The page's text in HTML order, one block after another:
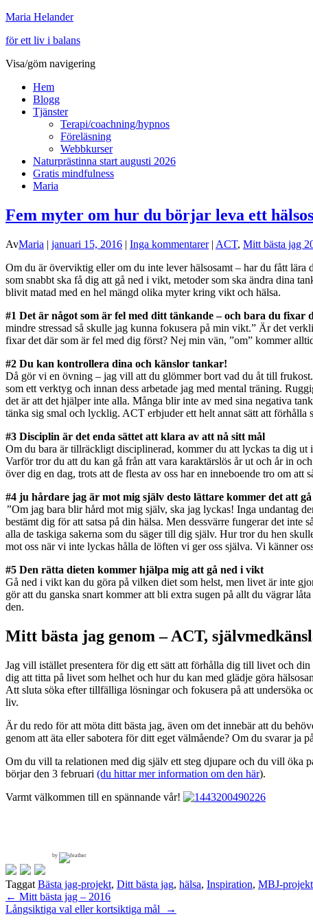
Maria Helander
för ett liv i balans
Visa/göm navigering
Hem
Blogg
Tjänster
Terapi/coachning/hypnos
Föreläsning
Webbkurser
Naturprästinna start augusti 2026
Gratis mindfulness
Maria
Fem myter om hur du börjar leva ett
AvMaria | januari 15, 2016 | Inga kommentarer| ACT, Mitt bästa jag
Om du är överviktig eller om du inte lever hälsosamt – har du fått
som snabbt ska få dig att gå ned i vikt, metoder som ska ändra dina
blivit matad med en hel mängd olika myter kring vikt och hälsa.
#1 Det är något som är fel med ditt tänkande – och bara du fixar
mindre stressad så skulle jag kunna fokusera på min vikt.” Är det
fixar det där som är fel med dig först? Nej min vän, ”om” kommer
#2 Du kan kontrollera dina och känslor tankar!
Då gör vi en övning – jag vill att du glömmer bort vad du åt till
som ett verktyg och innan dess arbetade jag med mental träning.
det är att det hjälper inte alla. Många blir inte av med sina negativa
tänka sig smal och lycklig. ACT erbjuder ett helt annat sätt att förhålla
#3 Disciplin är det enda sättet att klara av att nå sitt mål
Om du bara är tillräckligt disciplinerad, kommer du att lyckas ta dig
Varför tror du att du kan gå från att vara karaktärslös år ut och år in
över dig en dag, trots att de flesta av oss har en inneboende tro om
#4 ju hårdare jag är mot mig själv desto lättare kommer det att gå
”Om jag bara blir hård mot mig själv, ska jag lyckas! Inga undantag
bestämt dig för att satsa på din hälsa. Men dessvärre fungerar det
alla de taskiga sakerna som du säger till dig själv. Hur tror du hen
mot oss när vi inte lyckas hålla de löften vi ger oss själva. Vi känner
#5 Den rätta dieten kommer hjälpa mig att gå ned i vikt
Gå ned i vikt kan du göra på vilken diet som helst, men livet är inte
gör att du ganska snart kommer att bli extra sugen på allt du vägrar
den.
Mitt bästa jag genom – ACT,
Jag vill istället presentera för dig ett sätt att förhålla dig till livet och
dig att titta på livet som helhet och hur du kan med glädje göra
Att sluta söka efter tillfälliga lösningar och fokusera på att undersöka
liv.
Är du redo för att möta ditt bästa jag, även om det innebär att du
genom att äta eller sabotera för ditt eget välmående? Om du svarar
Om du vill ta relationen med dig själv ett steg djupare och du vill öka
börjar den 3 februari (du hittar mer information om den här).
Varmt välkommen till en spännande vår!
by
Taggat Bästa jag-projekt, Ditt bästa jag, hälsa, Inspiration, MBJ-
Inläggsnavigering
← Mitt bästa jag – 2016
Långsiktiga val eller kortsiktiga mål
→